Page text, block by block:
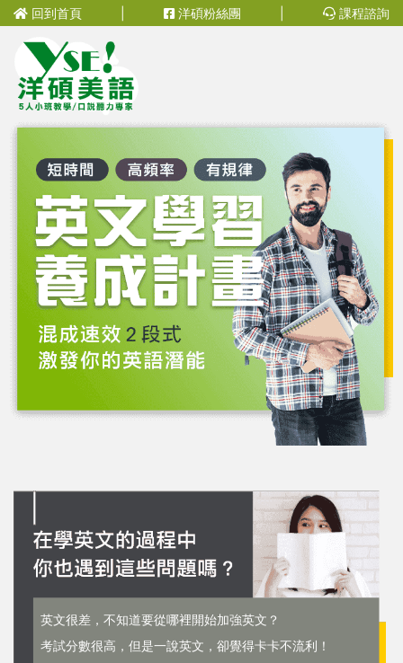
回到首頁 洋碩粉絲團 課程諮詢
英文很差，不知道要從哪裡開始加強英文？
考試分數很高，但是一說英文，卻覺得卡卡不流利！